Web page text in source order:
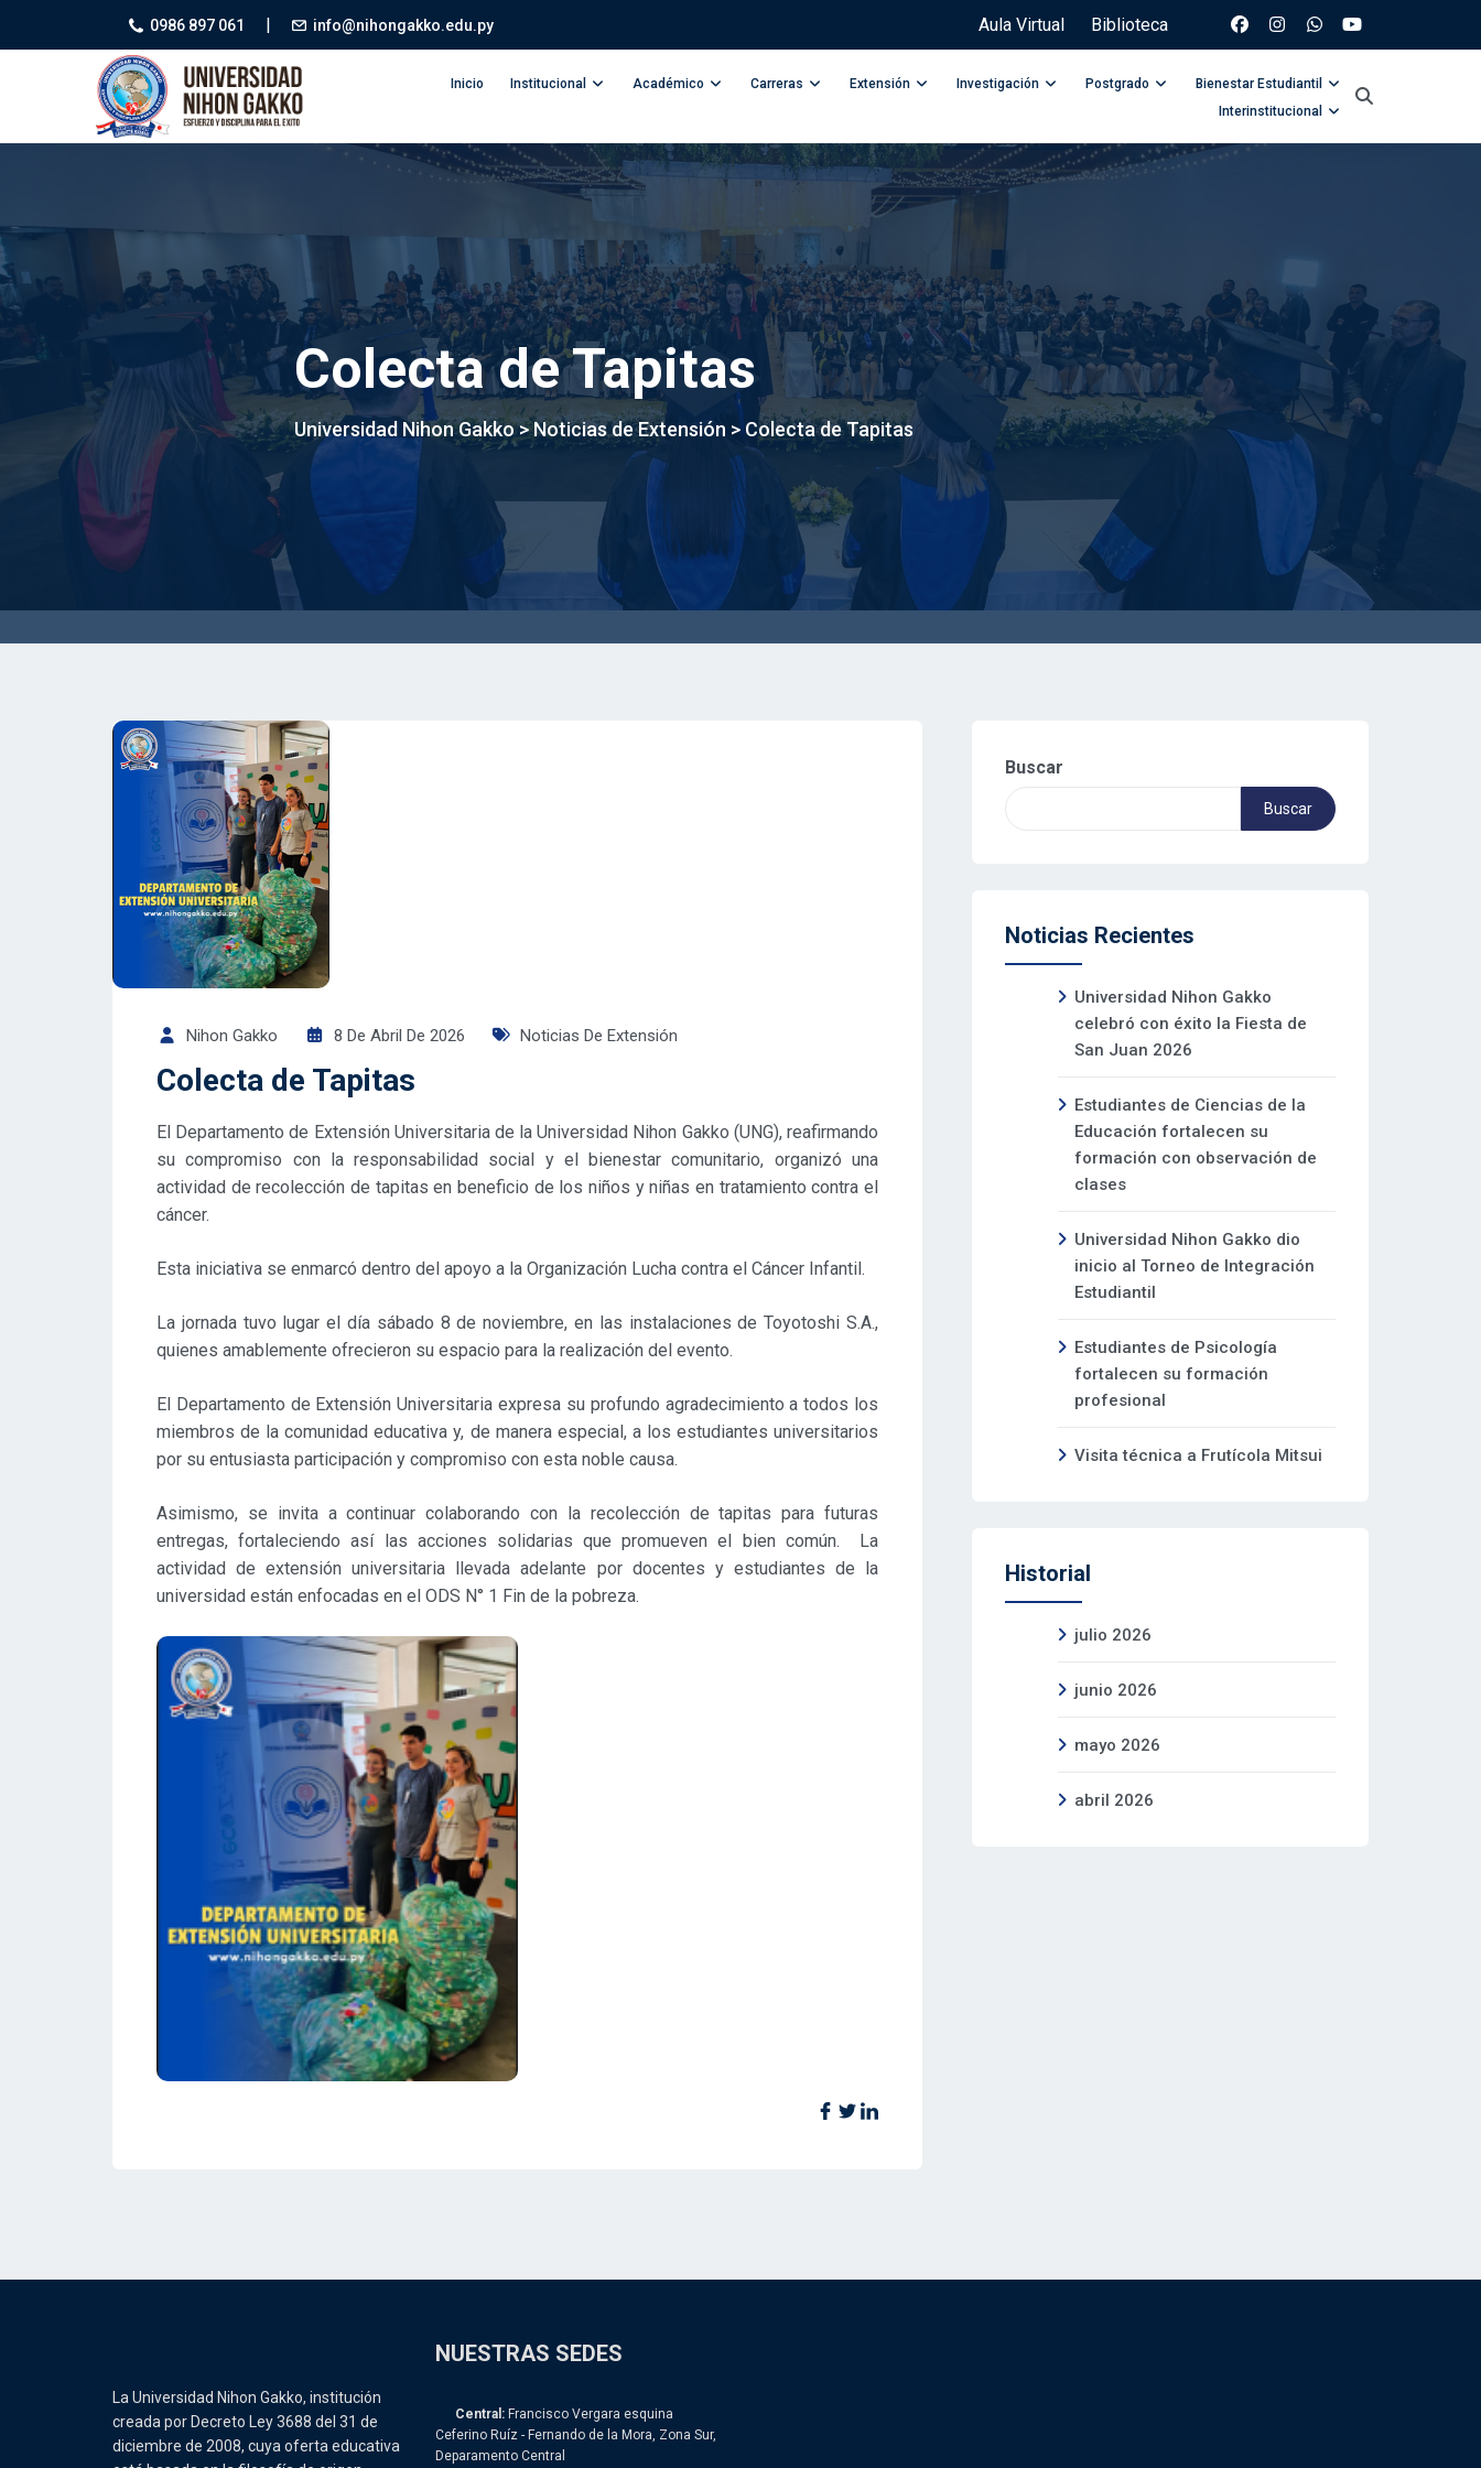
0986 897 061 | info@nihongakko.edu.py Aula Virtual Biblioteca
Inicio Institucional Académico Carreras Extensión Investigación Postgrado
Bienestar Estudiantil
Interinstitucional
Colecta de Tapitas
Universidad Nihon Gakko>Noticias de Extensión > Colecta de Tapitas
Nihon Gakko 8 De Abril De 2026 Noticias De Extensión
Colecta de Tapitas
El Departamento de Extensión Universitaria de la Universidad Nihon Gakko (UNG), reafirmando
su compromiso con la responsabilidad social y el bienestar comunitario, organizó una
actividad de recolección de tapitas en beneficio de los niños y niñas en tratamiento contra el
cáncer.
Esta iniciativa se enmarcó dentro del apoyo a la Organización Lucha contra el Cáncer Infantil.
La jornada tuvo lugar el día sábado 8 de noviembre, en las instalaciones de Toyotoshi S.A.,
quienes amablemente ofrecieron su espacio para la realización del evento.
El Departamento de Extensión Universitaria expresa su profundo agradecimiento a todos los
miembros de la comunidad educativa y, de manera especial, a los estudiantes universitarios
por su entusiasta participación y compromiso con esta noble causa.
Asimismo, se invita a continuar colaborando con la recolección de tapitas para futuras
entregas, fortaleciendo así las acciones solidarias que promueven el bien común. La
actividad de extensión universitaria llevada adelante por docentes y estudiantes de la
universidad están enfocadas en el ODS N° 1 Fin de la pobreza.
Buscar
Buscar
Noticias Recientes
Universidad Nihon Gakko
celebró con éxito la Fiesta de
San Juan 2026
Estudiantes de Ciencias de la
Educación fortalecen su
formación con observación de
clases
Universidad Nihon Gakko dio
inicio al Torneo de Integración
Estudiantil
Estudiantes de Psicología
fortalecen su formación
profesional
Visita técnica a Frutícola Mitsui
Historial
julio 2026
junio 2026
mayo 2026
abril 2026
La Universidad Nihon Gakko, institución
creada por Decreto Ley 3688 del 31 de
diciembre de 2008, cuya oferta educativa
NUESTRAS SEDES
Central: Francisco Vergara esquina
Ceferino Ruíz - Fernando de la Mora, Zona Sur,
Deparamento Central